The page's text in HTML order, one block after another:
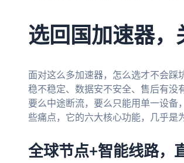
选回国加速器，
面对这么多加速器，怎么选才不会踩
稳不稳定、数据安不安全、售后有没
要么中途断流，要么只能用单一设备
些痛点，它的六大核心功能，几乎是
全球节点+智能线路，